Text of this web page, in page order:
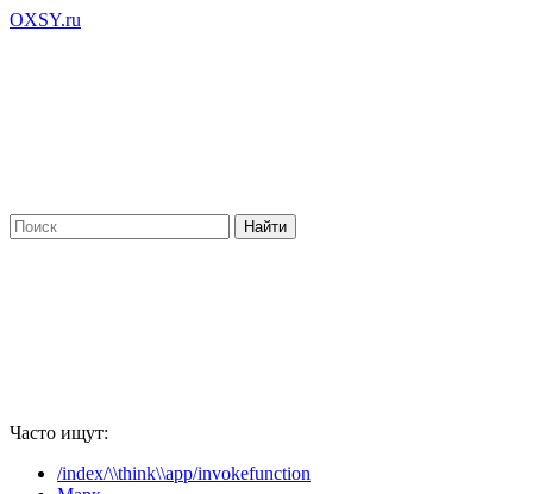
OXSY.ru
Часто ищут:
/index/\\think\\app/invokefunction